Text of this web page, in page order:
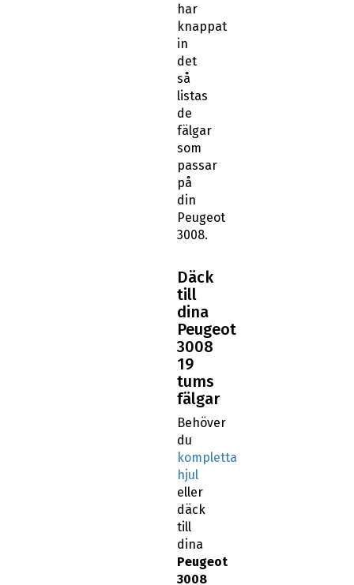
har
knappat
in
det
så
listas
de
fälgar
som
passar
på
din
Peugeot
3008.
Däck
till
dina
Peugeot
3008
19
tums
fälgar
Behöver
du
kompletta
hjul
eller
däck
till
dina
Peugeot
3008